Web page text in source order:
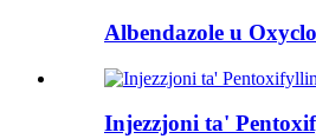
Albendazole u
Injezzjoni ta'